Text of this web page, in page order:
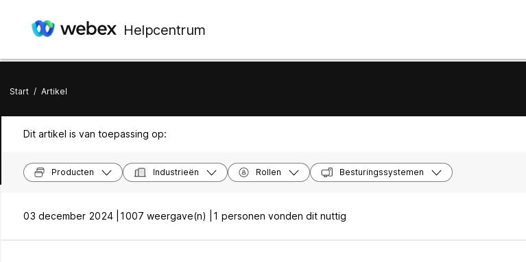
Helpcentrum
Start / Artikel
Dit artikel is van toepassing op:
Producten Industrieën Rollen Besturingssystemen
03 december 2024 | 1007 weergave(n) | 1 personen vonden dit nuttig